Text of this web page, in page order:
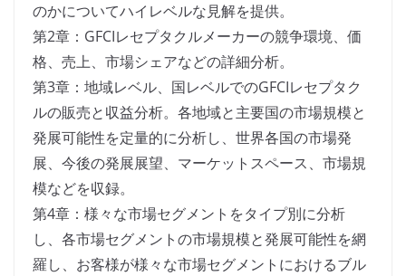
のかについてハイレベルな見解を提供。
第2章：GFCIレセプタクルメーカーの競争環境、価
格、売上、市場シェアなどの詳細分析。
第3章：地域レベル、国レベルでのGFCIレセプタク
ルの販売と収益分析。各地域と主要国の市場規模と
発展可能性を定量的に分析し、世界各国の市場発
展、今後の発展展望、マーケットスペース、市場規
模などを収録。
第4章：様々な市場セグメントをタイプ別に分析
し、各市場セグメントの市場規模と発展可能性を網
羅し、お客様が様々な市場セグメントにおけるブル